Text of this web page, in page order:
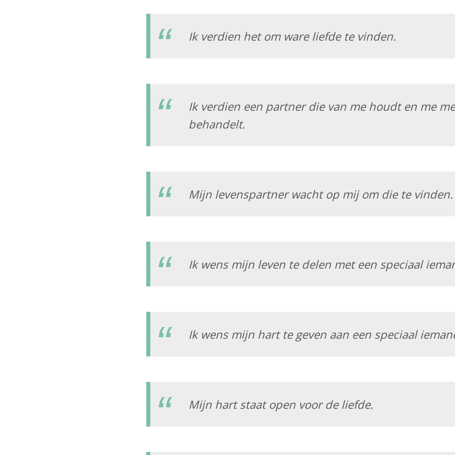
Ik verdien het om ware liefde te vinden.
Ik verdien een partner die van me houdt en me
behandelt.
Mijn levenspartner wacht op mij om die te vinden.
Ik wens mijn leven te delen met een speciaal
Ik wens mijn hart te geven aan een speciaal
Mijn hart staat open voor de liefde.